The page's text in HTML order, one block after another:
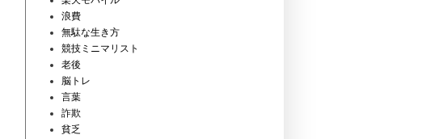
浪費
無駄な生き方
競技ミニマリスト
老後
脳トレ
言葉
詐欺
貧乏